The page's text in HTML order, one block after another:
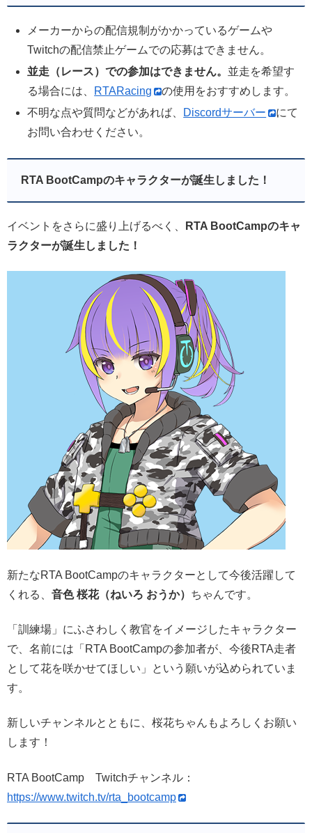
メーカーからの配信規制がかかっているゲームや
Twitchの配信禁止ゲームでの応募はできません。
並走（レース）での参加はできません。 並走を希望す
る場合には、
RTARacing
の使用をおすすめします。
不明な点や質問などがあれば、
Discordサーバー
にて
お問い合わせください。
RTA BootCampのキャラクターが誕生しました！
イベントをさらに盛り上げるべく、
RTA BootCampのキャ
ラクターが誕生しました！
新たなRTA BootCampのキャラクターとして今後活躍して
くれる、 音色 桜花（ねいろ おうか） ちゃんです。
「訓練場」にふさわしく教官をイメージしたキャラクター
で、名前には「RTA BootCampの参加者が、今後RTA走者
として花を咲かせてほしい」という願いが込められていま
す。
新しいチャンネルとともに、桜花ちゃんもよろしくお願い
します！
RTA BootCamp Twitchチャンネル：
https://www.twitch.tv/rta_bootcamp